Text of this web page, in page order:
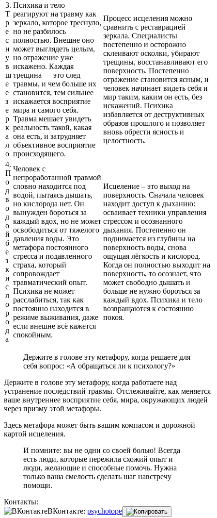
3.
Т
р
е
с
н
у
в
ш
е
е
з
е
р
к
а
л
о
Психика и тело
реагируют на травму как
зеркало, которое треснуло,
но не разбилось
полностью. Внешне оно
может выглядеть целым,
но отражение уже
искажено. Каждая
трещина — это след
травмы, и чем больше их
становится, тем сильнее
искажается восприятие
мира и самого себя.
Травма мешает увидеть
реальность такой, какая
она есть, и затрудняет
объективное восприятие
происходящего.
Процесс исцеления можно
сравнить с реставрацией
зеркала. Специалисты
постепенно и осторожно
склеивают осколки, убирают
трещины, восстанавливают его
поверхность. Постепенно
отражение становится ясным, и
человек начинает видеть себя и
мир таким, каким он есть, без
искажений. Психика
избавляется от деструктивных
образов прошлого и позволяет
вновь обрести ясность и
целостность.
4.
П
о
д
в
о
д
о
й
б
е
з
к
и
с
л
о
р
о
д
а
Человек с
непроработанной травмой
словно находится под
водой, пытаясь дышать,
но кислорода нет. Он
вынужден бороться за
каждый вдох, но не может
освободиться от тяжелого
давления воды. Это
метафора постоянного
стресса и подавленного
страха, который
сопровождает
травматический опыт.
Психика не может
расслабиться, так как
постоянно находится в
режиме выживания, даже
если внешне всё кажется
спокойным.
Исцеление – это выход на
поверхность. Сначала человек
находит доступ к дыханию:
осваивает техники управления
стрессом и осознанного
дыхания. Постепенно он
поднимается из глубины на
поверхность воды, снова
ощущая лёгкость и кислород.
Когда он полностью выходит на
поверхность, то осознает, что
может свободно дышать и
больше не нужно бороться за
каждый вдох. Психика и тело
возвращаются к состоянию
покоя.
Держите в голове эту метафору, когда решаете для
себя вопрос: «А обращаться ли к психологу?»
Держите в голове эту метафору, когда работаете над
устранение последствий травмы. Отслеживайте, как меняется
ваше внутреннее восприятие себя, мира, окружающих людей
через призму этой метафоры.
Здесь метафора может быть вашим компасом и дорожной
картой исцеления.
И помните: вы не одни со своей болью! Всегда
есть люди, которые пережила схожий опыт и
люди, желающие и способные помочь. Нужна
только ваша смелость сделать шаг навстречу
помощи.
Контакты:
ВКонтакте: psychotope